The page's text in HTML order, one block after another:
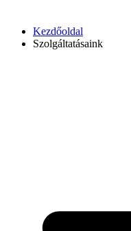
Kezdőoldal
Szolgáltatásaink